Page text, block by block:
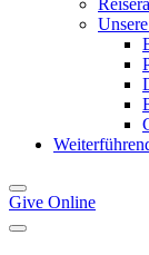
Give Online